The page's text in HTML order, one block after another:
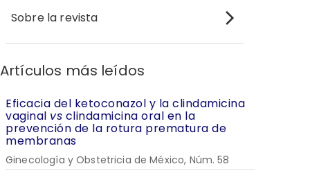
Sobre la revista
Artículos más leídos
Eficacia del ketoconazol y la clindamicina
vaginal vs clindamicina oral en la
prevención de la rotura prematura de
membranas
Ginecología y Obstetricia de México, Núm. 58